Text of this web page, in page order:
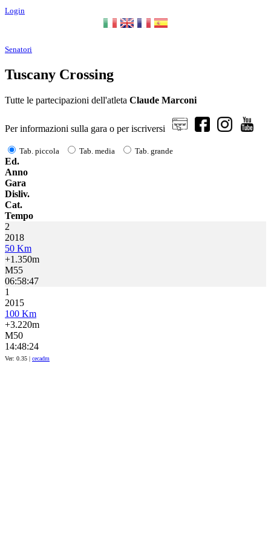
Login
Senatori
Tuscany Crossing
Tutte le partecipazioni dell'atleta Claude Marconi
Per informazioni sulla gara o per iscriversi
Tab. piccola Tab. media Tab. grande
Ed.
Anno
Gara
Disliv.
Cat.
Tempo
2
2018
50 Km
+1.350m
M55
06:58:47
1
2015
100 Km
+3.220m
M50
14:48:24
Ver: 0.35 | cecadm